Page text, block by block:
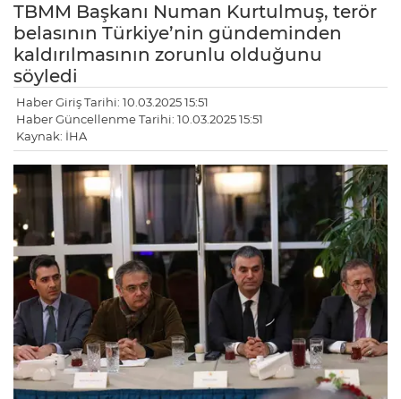
TBMM Başkanı Numan Kurtulmuş, terör
belasının Türkiye’nin gündeminden
kaldırılmasının zorunlu olduğunu
söyledi
Haber Giriş Tarihi: 10.03.2025 15:51
Haber Güncellenme Tarihi: 10.03.2025 15:51
Kaynak: İHA